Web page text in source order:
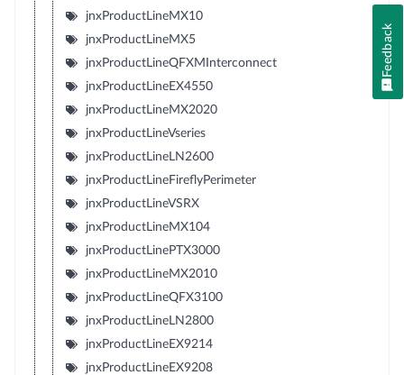
jnxProductLineMX10
jnxProductLineMX5
jnxProductLineQFXMInterconnect
jnxProductLineEX4550
jnxProductLineMX2020
jnxProductLineVseries
jnxProductLineLN2600
jnxProductLineFireflyPerimeter
jnxProductLineVSRX
jnxProductLineMX104
jnxProductLinePTX3000
jnxProductLineMX2010
jnxProductLineQFX3100
jnxProductLineLN2800
jnxProductLineEX9214
jnxProductLineEX9208
Feedback